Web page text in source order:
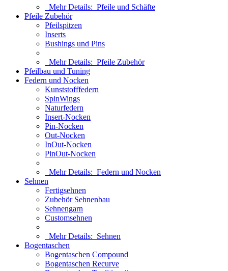
Mehr Details: Pfeile und Schäfte
Pfeile Zubehör
Pfeilspitzen
Inserts
Bushings und Pins
Mehr Details: Pfeile Zubehör
Pfeilbau und Tuning
Federn und Nocken
Kunststofffedern
SpinWings
Naturfedern
Insert-Nocken
Pin-Nocken
Out-Nocken
InOut-Nocken
PinOut-Nocken
Mehr Details: Federn und Nocken
Sehnen
Fertigsehnen
Zubehör Sehnenbau
Sehnengarn
Customsehnen
Mehr Details: Sehnen
Bogentaschen
Bogentaschen Compound
Bogentaschen Recurve